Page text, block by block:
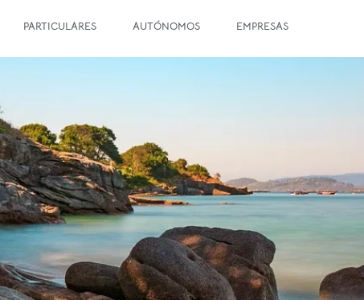
PARTICULARES AUTÓNOMOS EMPRESAS